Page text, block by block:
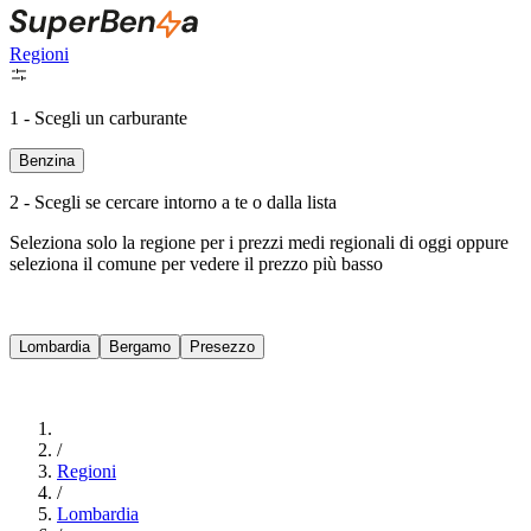
Regioni
1 - Scegli un carburante
Benzina
2 - Scegli se cercare intorno a te o dalla lista
Seleziona solo la regione per i prezzi medi regionali di oggi oppure
seleziona il comune per vedere il prezzo più basso
Lombardia Bergamo Presezzo
/
Regioni
/
Lombardia